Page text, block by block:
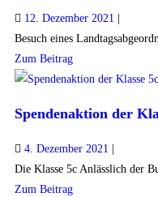
12. Dezember 2021
Besuch eines
Zum Beitrag
Spendenaktion der
4. Dezember 2021
Die Klasse 5c Anlässlich der
Zum Beitrag